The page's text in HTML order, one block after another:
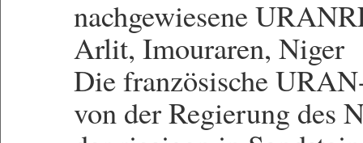
nachgewiesene
Arlit, Imouraren, Niger
Die französische
von der Regierung des